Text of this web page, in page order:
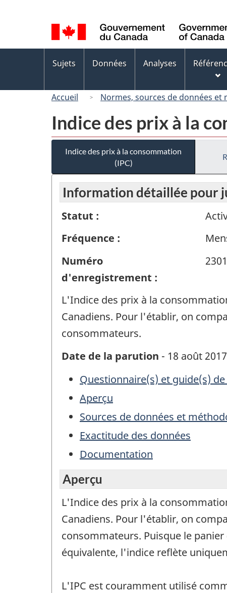
de
la
langue
des
Sujets Données Analyses
Accueil Normes, sources de données et
Indice des prix à la
Indice des prix à la consommation
(IPC)
Information détaillée pour
Statut :
Fréquence :
Numéro
d'enregistrement :
2301
L'Indice des prix à la
Canadiens. Pour l'établir, on
consommateurs.
Date de la parution - 18 août 2017
Questionnaire(s) et guide(s)
Aperçu
Sources de données et
Exactitude des données
Documentation
Aperçu
L'Indice des prix à la
Canadiens. Pour l'établir, on
consommateurs. Puisque le
équivalente, l'indice reflète
L'IPC est couramment utilisé